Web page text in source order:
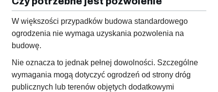
W większości przypadków budowa standardowego
ogrodzenia nie wymaga uzyskania pozwolenia na
budowę.
Nie oznacza to jednak pełnej dowolności. Szczególne
wymagania mogą dotyczyć ogrodzeń od strony dróg
publicznych lub terenów objętych dodatkowymi